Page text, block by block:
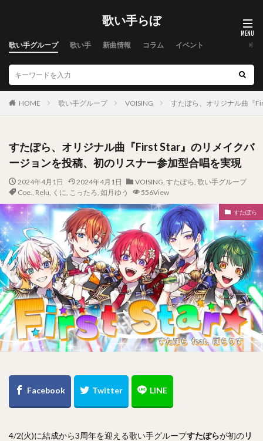
歌い手らぼ
歌い手グループ 歌い手 新曲情報 コラム イベント
HOME 歌い手グループ VOISING すたぽら、オリジナル曲『
すたぽら、オリジナル曲『First Star』のリメイクバ
ージョンを投稿、初のリスナー参加型合唱を実現
2024年4月1日 2024年4月1日 VOISING, すたぽら, 歌い手グループ
Coe., Relu, くに, こったろ, 如月ゆう 556View
すたぽら
4/2(火)に結成から3周年を迎える歌い手グループすたぽらが初のリ